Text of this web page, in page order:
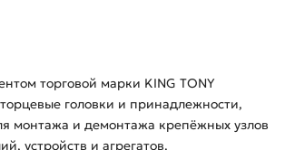
торговой марки KING TONY
головки и принадлежности,
монтажа и демонтажа крепёжных узлов
устройств и агрегатов.